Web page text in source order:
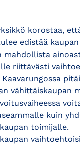
korostaa,
edistää
mahdollista
riittävästi
vähittäiskaupan
kuin
toimijalle.